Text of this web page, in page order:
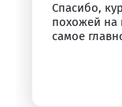
Спасибо,
похожей на
самое